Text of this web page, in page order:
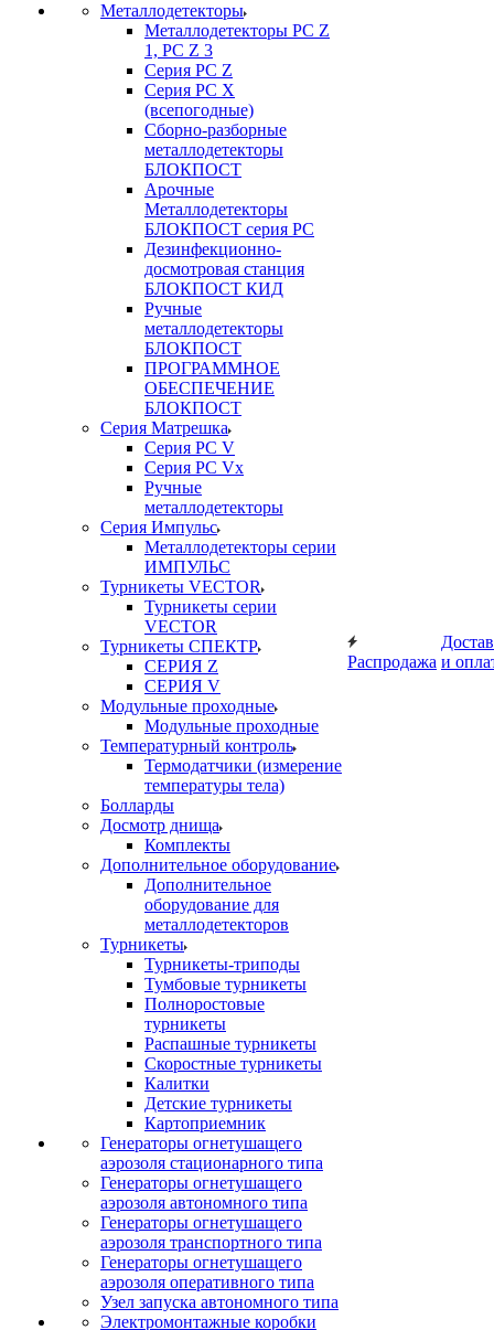
Металлодетекторы
Металлодетекторы РС Z
1, PC Z 3
Серия РС Z
Серия РС X
(всепогодные)
Сборно-разборные
металлодетекторы
БЛОКПОСТ
Арочные
Металлодетекторы
БЛОКПОСТ серия РС
Дезинфекционно-
досмотровая станция
БЛОКПОСТ КИД
Ручные
металлодетекторы
БЛОКПОСТ
ПРОГРАММНОЕ
ОБЕСПЕЧЕНИЕ
БЛОКПОСТ
Серия Матрешка
Серия PC V
Серия PC Vx
Ручные
металлодетекторы
Серия Импульс
Металлодетекторы серии
ИМПУЛЬС
Турникеты VECTOR
Турникеты серии
VECTOR
Турникеты СПЕКТР
СЕРИЯ Z
СЕРИЯ V
Модульные проходные
Модульные проходные
Температурный контроль
Термодатчики (измерение
температуры тела)
Болларды
Досмотр днища
Комплекты
Дополнительное оборудование
Дополнительное
оборудование для
металлодетекторов
Турникеты
Турникеты-триподы
Тумбовые турникеты
Полноростовые
турникеты
Распашные турникеты
Скоростные турникеты
Калитки
Детские турникеты
Картоприемник
Генераторы огнетушащего
аэрозоля стационарного типа
Генераторы огнетушащего
аэрозоля автономного типа
Генераторы огнетушащего
аэрозоля транспортного типа
Генераторы огнетушащего
аэрозоля оперативного типа
Узел запуска автономного типа
Электромонтажные коробки
Распродажа и